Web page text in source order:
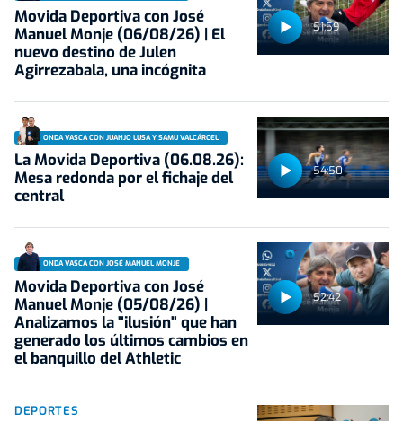
51:59
Movida Deportiva con José
Manuel Monje (06/08/26) | El
nuevo destino de Julen
Agirrezabala, una incógnita
54:50
ONDA VASCA CON JUANJO LUSA Y SAMU VALCÁRCEL
La Movida Deportiva (06.08.26):
Mesa redonda por el fichaje del
central
52:42
ONDA VASCA CON JOSÉ MANUEL MONJE
Movida Deportiva con José
Manuel Monje (05/08/26) |
Analizamos la "ilusión" que han
generado los últimos cambios en
el banquillo del Athletic
DEPORTES